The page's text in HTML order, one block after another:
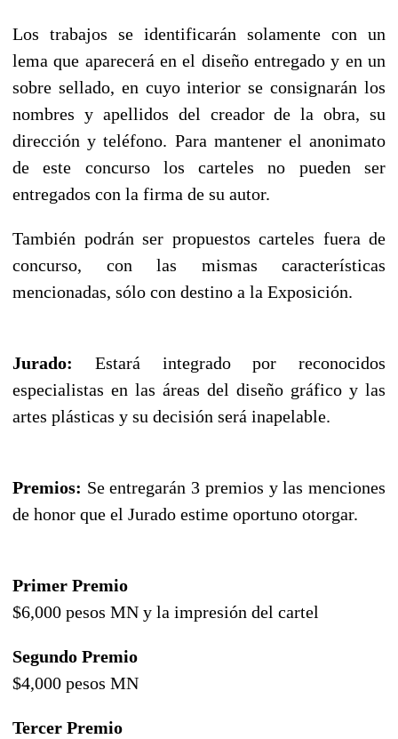
Los trabajos se identificarán solamente con un
lema que aparecerá en el diseño entregado y en un
sobre sellado, en cuyo interior se consignarán los
nombres y apellidos del creador de la obra, su
dirección y teléfono. Para mantener el anonimato
de este concurso los carteles no pueden ser
entregados con la firma de su autor.
También podrán ser propuestos carteles fuera de
concurso, con las mismas características
mencionadas, sólo con destino a la Exposición.
Jurado: Estará integrado por reconocidos
especialistas en las áreas del diseño gráfico y las
artes plásticas y su decisión será inapelable.
Premios: Se entregarán 3 premios y las menciones
de honor que el Jurado estime oportuno otorgar.
Primer Premio
$6,000 pesos MN y la impresión del cartel
Segundo Premio
$4,000 pesos MN
Tercer Premio